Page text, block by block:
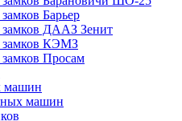
Барьер
замков ДААЗ Зенит
замков КЭМЗ
замков Просам
машин
машин